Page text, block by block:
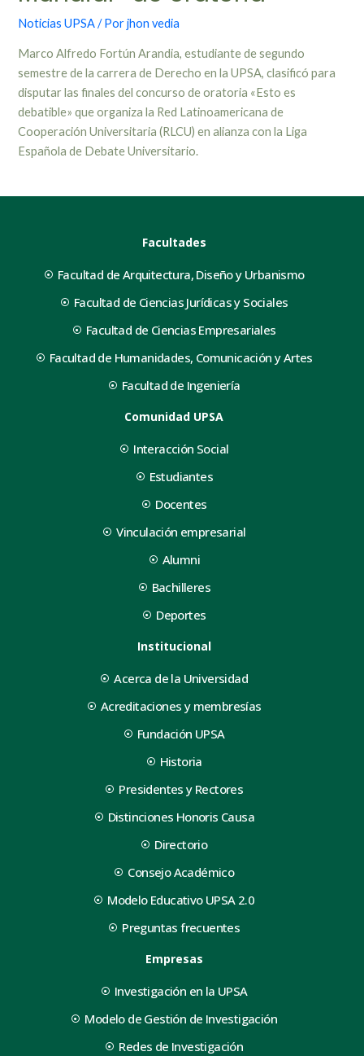
Noticias UPSA/ Porjhon vedia
Marco Alfredo Fortún Arandia, estudiante de segundo
semestre de la carrera de Derecho en la UPSA, clasificó para
disputar las finales del concurso de oratoria «Esto es
debatible» que organiza la Red Latinoamericana de
Cooperación Universitaria (RLCU) en alianza con la Liga
Española de Debate Universitario.
Facultades
Facultad de Arquitectura, Diseño y Urbanismo
Facultad de Ciencias Jurídicas y Sociales
Facultad de Ciencias Empresariales
Facultad de Humanidades, Comunicación y Artes
Facultad de Ingeniería
Comunidad UPSA
Interacción Social
Estudiantes
Docentes
Vinculación empresarial
Alumni
Bachilleres
Deportes
Institucional
Acerca de la Universidad
Acreditaciones y membresías
Fundación UPSA
Historia
Presidentes y Rectores
Distinciones Honoris Causa
Directorio
Consejo Académico
Modelo Educativo UPSA 2.0
Preguntas frecuentes
Empresas
Investigación en la UPSA
Modelo de Gestión de Investigación
Redes de Investigación